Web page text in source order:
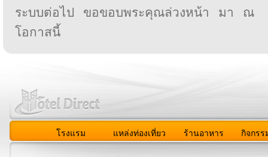
ระบบต่อไป ขอขอบพระคุณล่วงหน้า มา ณ
โอกาสนี้
โรงแรม แหล่งท่องเที่ยว ร้านอาหาร กิจกรร